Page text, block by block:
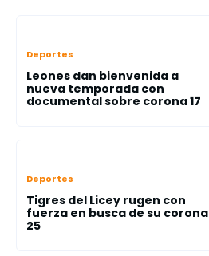
Deportes
Leones dan bienvenida a
nueva temporada con
documental sobre corona 17
Deportes
Tigres del Licey rugen con
fuerza en busca de su corona
25